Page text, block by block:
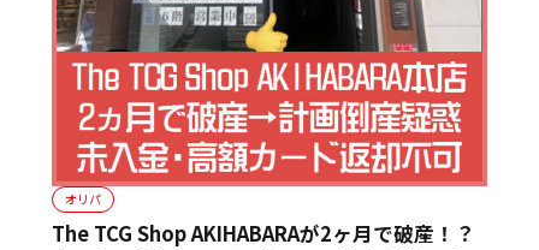
オリパ
The TCG Shop AKIHABARAが2ヶ月で破産！？